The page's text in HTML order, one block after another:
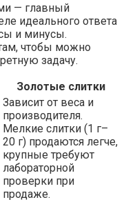
— главный
идеального ответа
и минусы.
чтобы можно
задачу.
Золотые слитки
Зависит от веса и
производителя.
Мелкие слитки (1 г–
20 г) продаются легче,
крупные требуют
лабораторной
проверки при
продаже.